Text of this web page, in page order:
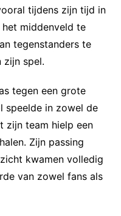
tijdens zijn tijd in
middenveld te
tegenstanders te
zijn spel.
tegen een grote
speelde in zowel de
zijn team hielp een
Zijn passing
kwamen volledig
van zowel fans als